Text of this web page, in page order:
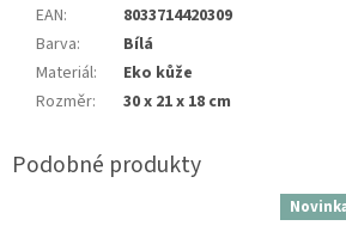
EAN:
8033714420309
Barva:
Bílá
Materiál:
Eko kůže
Rozměr: 30 x 21 x 18 cm